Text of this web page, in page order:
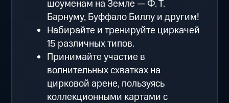
шоуменам на Земле — Ф. Т.
Барнуму, Буффало Биллу и другим!
Набирайте и тренируйте циркачей
15 различных типов.
Принимайте участие в
волнительных схватках на
цирковой арене, пользуясь
коллекционными картами с